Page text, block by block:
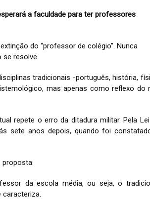
a faculdade para ter professores
do “professor de colégio”. Nunca
se resolve.
tradicionais -português, história,
mas apenas como reflexo do
repete o erro da ditadura militar. Pela
sete anos depois, quando foi
proposta.
da escola média, ou seja, o
caracteriza.